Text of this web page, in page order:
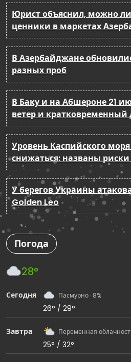
Юрист объяснил, можно
ценники в маркетах
В Азербайджане
разных проб
В Баку и на Абшероне 21
ветер и
Уровень Каспийского
снижаться: названы
У берегов Украины
Golden Leo
Погода
28°
Сегодня Пасмурно · 8%
26° / 29°
Завтра Переменная
25° / 32°